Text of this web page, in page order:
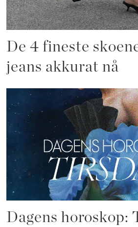
De 4 fineste
jeans akkurat nå
Dagens horoskop: